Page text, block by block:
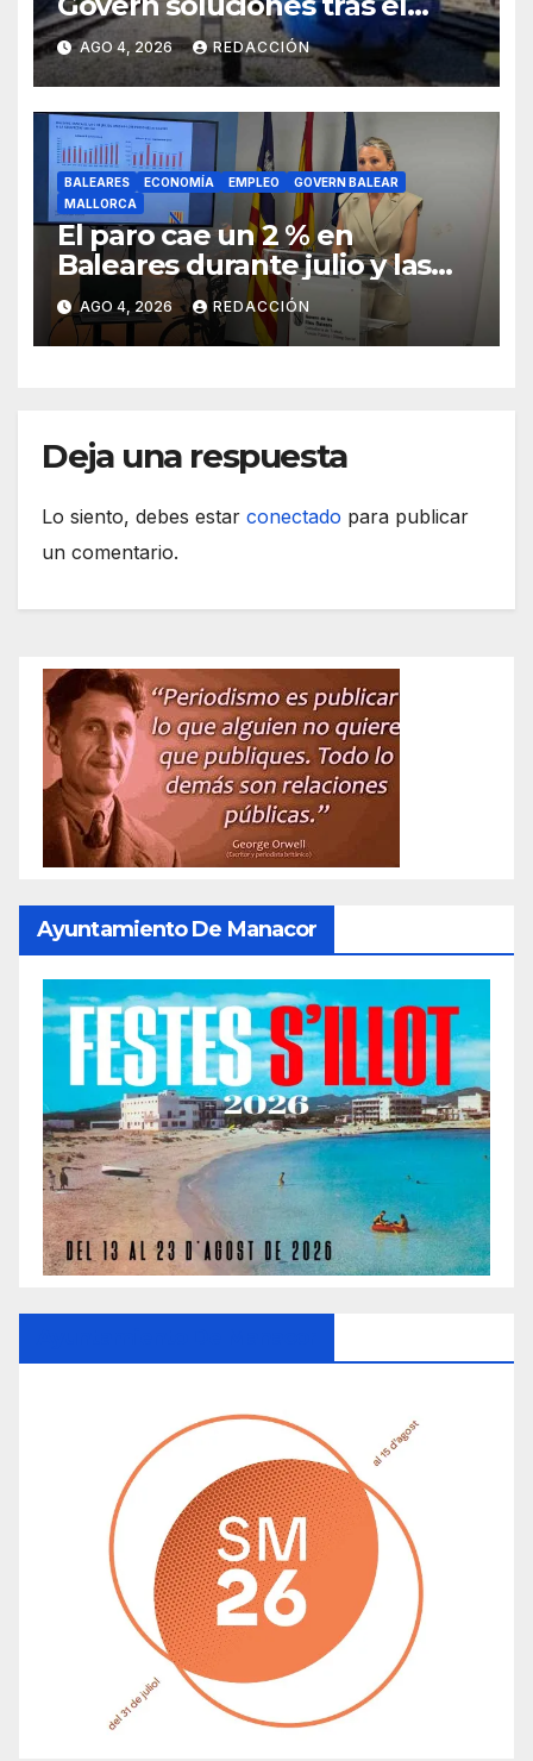
tijeretazo de trenes en
agosto
AGO 4, 2026 REDACCIÓN
BALEARES ECONOMÍA EMPLEO
GOVERN BALEAR
MALLORCA
El paro cae un 2 % en
Baleares durante julio y las
islas lideran la contratación
indefinida
AGO 4, 2026 REDACCIÓN
Deja una respuesta
Lo siento, debes estar conectado para publicar
un comentario.
Ayuntamiento De Manacor